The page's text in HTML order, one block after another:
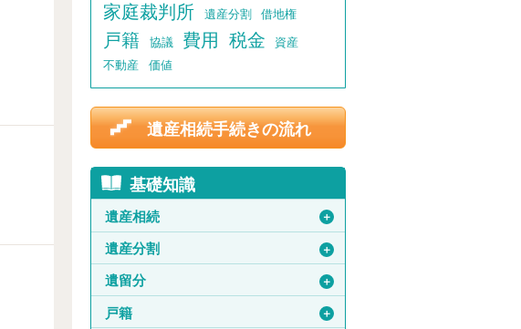
家庭裁判所
遺産分割 借地権
戸籍 協議 費用 税金
資産
不動産
価値
遺産相続手続きの流れ
基礎知識
遺産相続 ＋
遺産分割 ＋
遺留分 ＋
戸籍 ＋